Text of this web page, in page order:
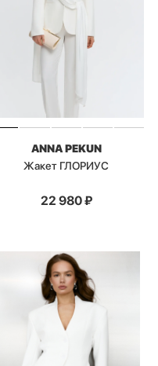
ANNA PEKUN
Жакет ГЛОРИУС
22 980₽